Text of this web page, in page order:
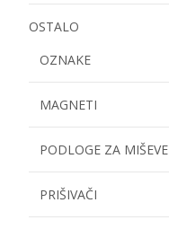
OSTALO
OZNAKE
MAGNETI
PODLOGE ZA MIŠEVE
PRIŠIVAČI